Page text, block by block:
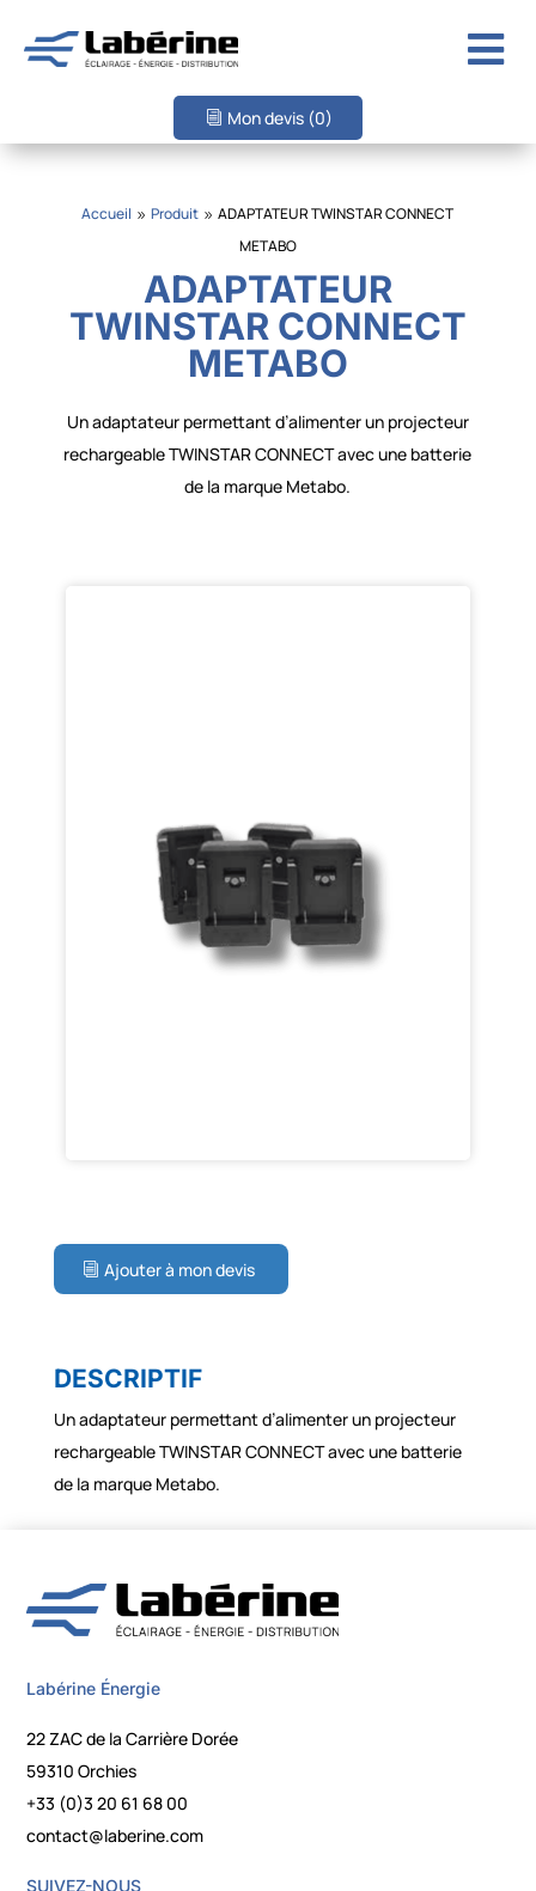

Mon devis (0)
Accueil 9 Produit 9 ADAPTATEUR TWINSTAR CONNECT
METABO
ADAPTATEUR
TWINSTAR CONNECT
METABO
Un adaptateur permettant d’alimenter un projecteur
rechargeable TWINSTAR CONNECT avec une batterie
de la marque Metabo.
Ajouter à mon devis
DESCRIPTIF
Un adaptateur permettant d’alimenter un projecteur
rechargeable TWINSTAR CONNECT avec une batterie
de la marque Metabo.
Labérine Énergie
22 ZAC de la Carrière Dorée
59310 Orchies
+33 (0)3 20 61 68 00
contact@laberine.com
SUIVEZ-NOUS